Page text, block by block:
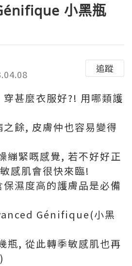
小黑瓶
追蹤
甚麼衣服好?! 用哪類護
餘, 皮膚仲也容易變得
繃緊嘅感覺, 若不好好正
感肌會很快來臨!
濕度高的護膚品是必備
Génifique(小黑
瓶, 從此轉季敏感肌也再